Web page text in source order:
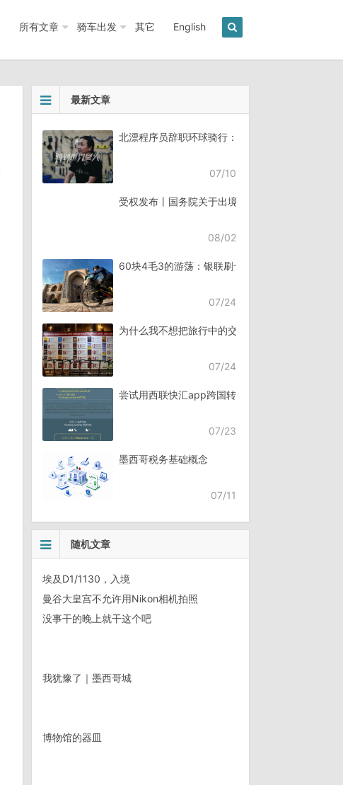
所有文章 骑车出发 其它 English
最新文章
北漂程序员辞职环球骑行：7年骑行45个国家《骑
07/10
受权发布丨国务院关于出境入境管理的规定
08/02
60块4毛3的游荡：银联刷卡失败，却扣了钱
07/24
为什么我不想把旅行中的交流，全都交给AI？
07/24
尝试用西联快汇app跨国转账
07/23
墨西哥税务基础概念
07/11
随机文章
埃及D1/1130，入境
曼谷大皇宫不允许用Nikon相机拍照
没事干的晚上就干这个吧
我犹豫了｜墨西哥城
博物馆的器皿